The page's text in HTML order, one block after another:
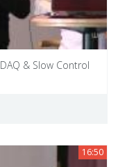
& Slow Control
16:50